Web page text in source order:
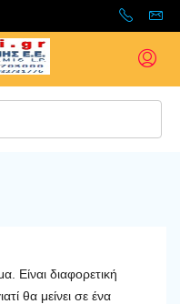
Είναι διαφορετική
θα μείνει σε ένα